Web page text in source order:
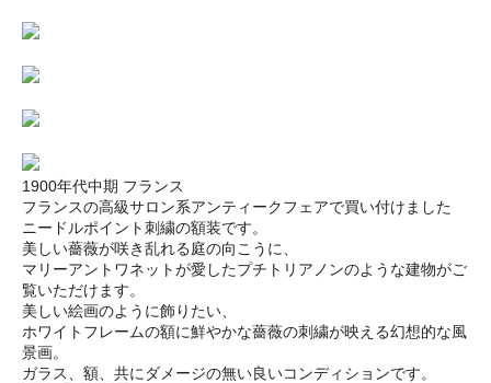
1900年代中期 フランス
フランスの高級サロン系アンティークフェアで買い付けました
ニードルポイント刺繍の額装です。
美しい薔薇が咲き乱れる庭の向こうに、
マリーアントワネットが愛したプチトリアノンのような建物がご
覧いただけます。
美しい絵画のように飾りたい、
ホワイトフレームの額に鮮やかな薔薇の刺繍が映える幻想的な風
景画。
ガラス、額、共にダメージの無い良いコンディションです。